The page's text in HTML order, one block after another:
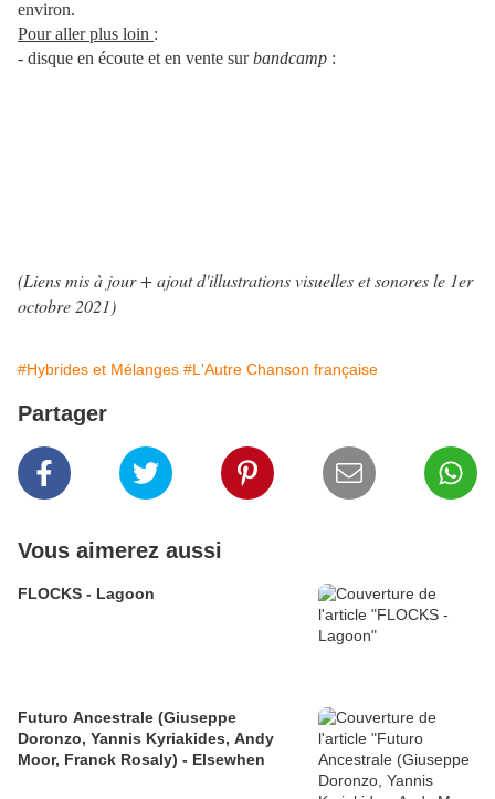
environ.
Pour aller plus loin :
- disque en écoute et en vente surbandcamp :
(Liens mis à jour + ajout d'illustrations visuelles et sonores le 1er
octobre 2021)
#Hybrides et Mélanges #L'Autre Chanson française
Partager
Vous aimerez aussi
FLOCKS - Lagoon
Futuro Ancestrale (Giuseppe
Doronzo, Yannis Kyriakides, Andy
Moor, Franck Rosaly) - Elsewhen